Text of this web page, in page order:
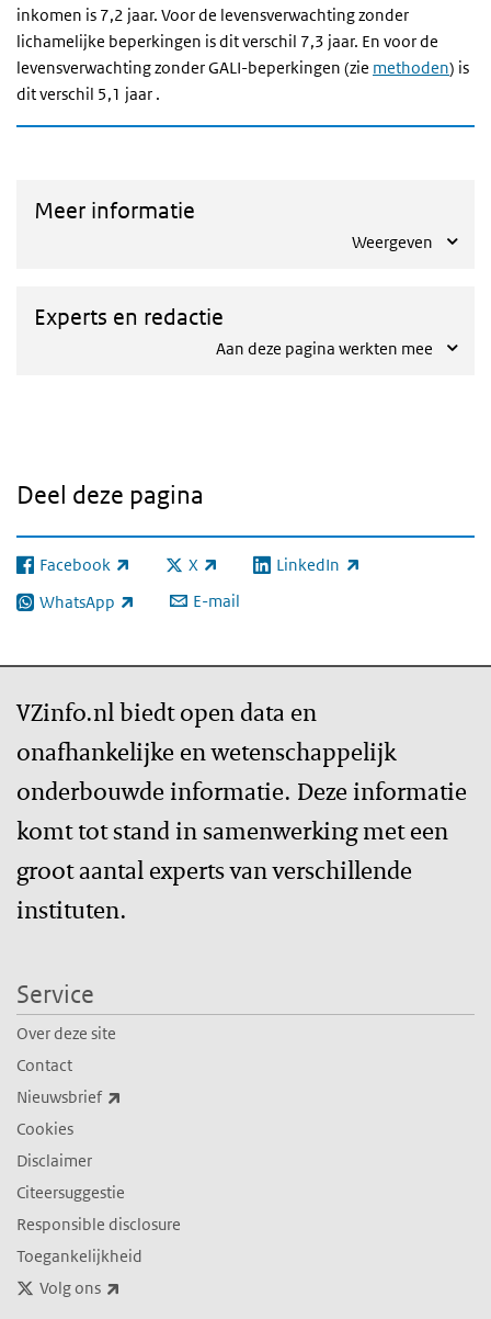
inkomen is 7,2 jaar. Voor de levensverwachting zonder
lichamelijke beperkingen is dit verschil 7,3 jaar. En voor de
levensverwachting zonder GALI-beperkingen (zie methoden) is
dit verschil 5,1 jaar .
Meer informatie
Weergeven
Experts en redactie
Aan deze pagina werkten mee
Deel deze pagina
Facebook
(externe link) X
(externe link) LinkedIn
(externe link)
WhatsApp
(externe link) E-mail
VZinfo.nl biedt open data en
onafhankelijke en wetenschappelijk
onderbouwde informatie. Deze informatie
komt tot stand in samenwerking met een
groot aantal experts van verschillende
instituten.
Service
Over deze site
Contact
Nieuwsbrief
Cookies
Disclaimer
Citeersuggestie
Responsible disclosure
Toegankelijkheid
Volg ons